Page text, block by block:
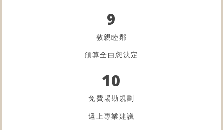
9
敦親睦鄰
預算全由您決定
10
免費場勘規劃
遞上專業建議